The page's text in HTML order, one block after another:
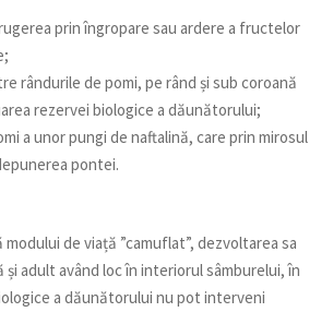
prin îngropare sau ardere a fructelor
rândurile de pomi, pe rând și sub coroană
rezervei biologice a dăunătorului;
a unor pungi de naftalină, care prin mirosul
pontei.
de viață ”camuflat”, dezvoltarea sa
și adult având loc în interiorul sâmburelui, în
a dăunătorului nu pot interveni